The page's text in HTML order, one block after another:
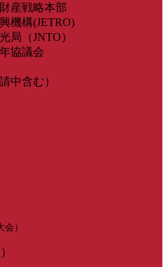
産戦略本部
機構(JETRO)
局（JNTO）
協議会
中含む）
）
）